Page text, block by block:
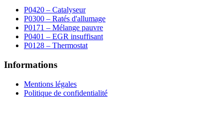
P0420 – Catalyseur
P0300 – Ratés d'allumage
P0171 – Mélange pauvre
P0401 – EGR insuffisant
P0128 – Thermostat
Informations
Mentions légales
Politique de confidentialité